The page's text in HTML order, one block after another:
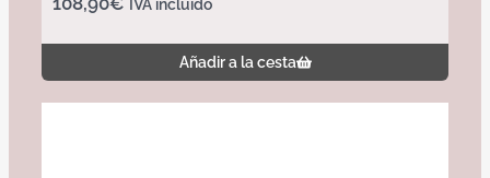
IVA incluido
Añadir a la cesta